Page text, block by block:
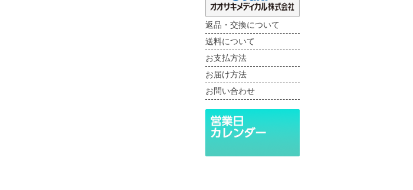
返品・交換について
送料について
お支払方法
お届け方法
お問い合わせ